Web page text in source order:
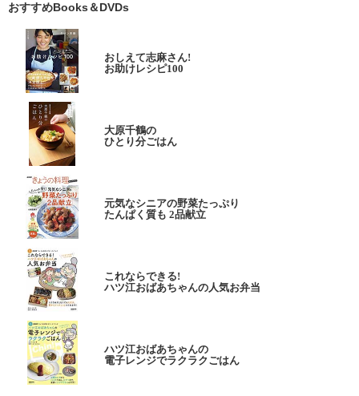
おすすめBooks＆DVDs
おしえて志麻さん!
お助けレシピ100
大原千鶴の
ひとり分ごはん
元気なシニアの野菜たっぷり
たんぱく質も 2品献立
これならできる!
ハツ江おばあちゃんの人気お弁当
ハツ江おばあちゃんの
電子レンジでラクラクごはん